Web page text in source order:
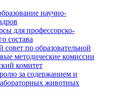
научно-
для профессорско-
состава
по образовательной
методические комиссии
комитет
за содержанием и
животных